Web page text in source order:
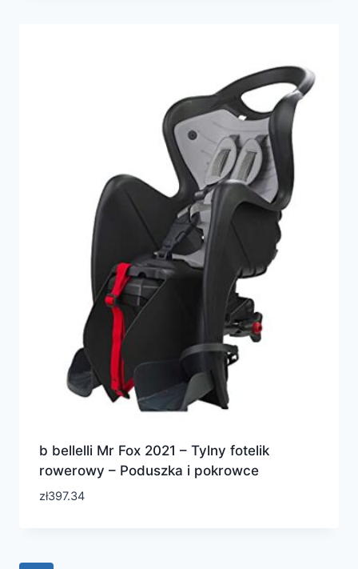
b bellelli Mr Fox 2021 – Tylny fotelik
rowerowy – Poduszka i pokrowce
zł397.34